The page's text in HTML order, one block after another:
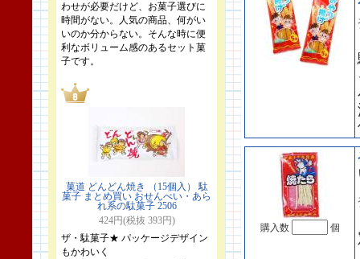
わせが必要だけど、お菓子選びに
時間がない。人気の商品、何がい
いのか分からない。そんな時に便
利なボリューム感のあるセット菓
子です。
菓道 どんどん焼き （15個入） 駄
菓子 まとめ買い おせんべい・あら
れ系の駄菓子 2506
424円(税抜 393円)
ザ・駄菓子★ パッケージデザイン
もかわいく
購入数 個